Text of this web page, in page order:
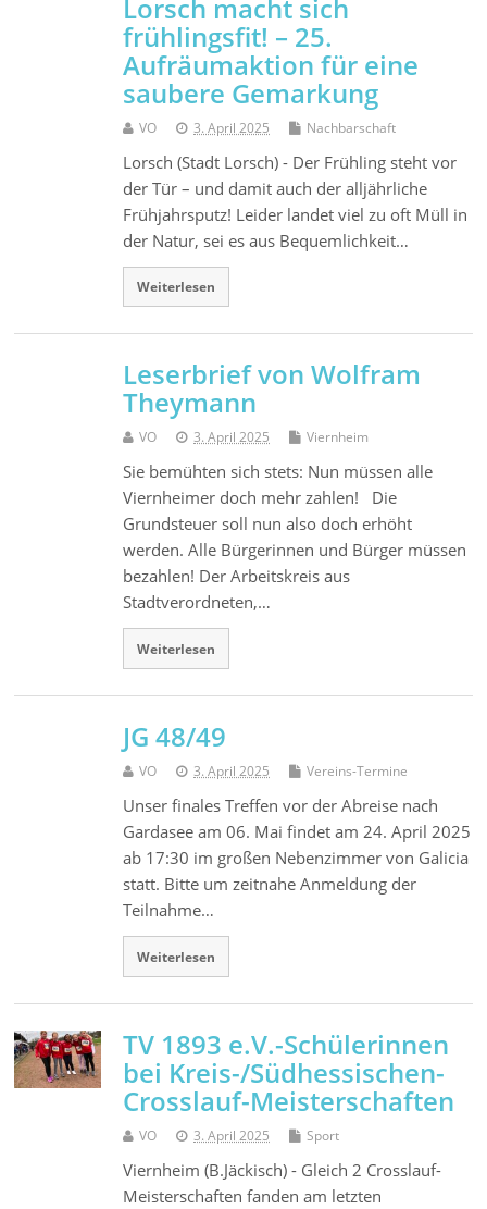
Lorsch macht sich
frühlingsfit! – 25.
Aufräumaktion für eine
saubere Gemarkung
VO 3. April 2025 Nachbarschaft
Lorsch (Stadt Lorsch) - Der Frühling steht vor
der Tür – und damit auch der alljährliche
Frühjahrsputz! Leider landet viel zu oft Müll in
der Natur, sei es aus Bequemlichkeit…
Weiterlesen
Leserbrief von Wolfram
Theymann
VO 3. April 2025 Viernheim
Sie bemühten sich stets: Nun müssen alle
Viernheimer doch mehr zahlen! Die
Grundsteuer soll nun also doch erhöht
werden. Alle Bürgerinnen und Bürger müssen
bezahlen! Der Arbeitskreis aus
Stadtverordneten,…
Weiterlesen
JG 48/49
VO 3. April 2025 Vereins-Termine
Unser finales Treffen vor der Abreise nach
Gardasee am 06. Mai findet am 24. April 2025
ab 17:30 im großen Nebenzimmer von Galicia
statt. Bitte um zeitnahe Anmeldung der
Teilnahme…
Weiterlesen
TV 1893 e.V.-Schülerinnen
bei Kreis-/Südhessischen-
Crosslauf-Meisterschaften
VO 3. April 2025 Sport
Viernheim (B.Jäckisch) - Gleich 2 Crosslauf-
Meisterschaften fanden am letzten